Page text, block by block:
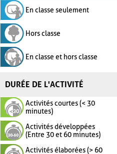
En classe seulement
Hors classe
En classe et hors classe
DURÉE DE L'ACTIVITÉ
Activités courtes (< 30
minutes)
Activités développées
(Entre 30 et 60 minutes)
Activités élaborées (> 60